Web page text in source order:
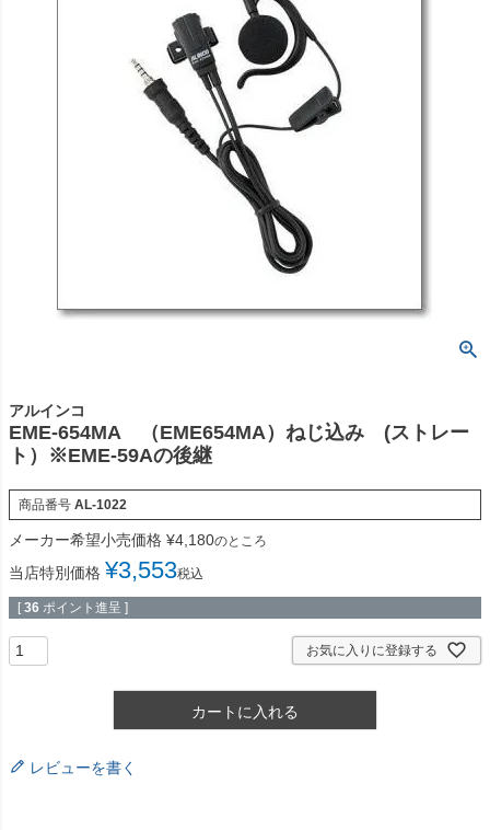
アルインコ
EME-654MA （EME654MA）ねじ込み (ストレー
ト）※EME-59Aの後継
商品番号 AL-1022
メーカー希望小売価格 ¥4,180のところ
当店特別価格 ¥3,553税込
[ 36 ポイント進呈 ]
お気に入りに登録する
カートに入れる
レビューを書く